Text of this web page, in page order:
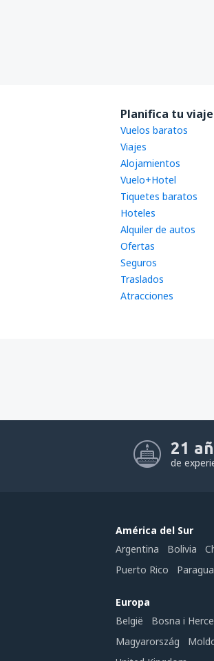
Planifica tu viaje
Vuelos baratos
Viajes
Alojamientos
Vuelo+Hotel
Tiquetes baratos
Hoteles
Alquiler de autos
Ofertas
Seguros
Traslados
Atracciones
21
de
América del Sur
Argentina
Bolivia
Puerto Rico
Europa
België
Bosna i
Magyarország